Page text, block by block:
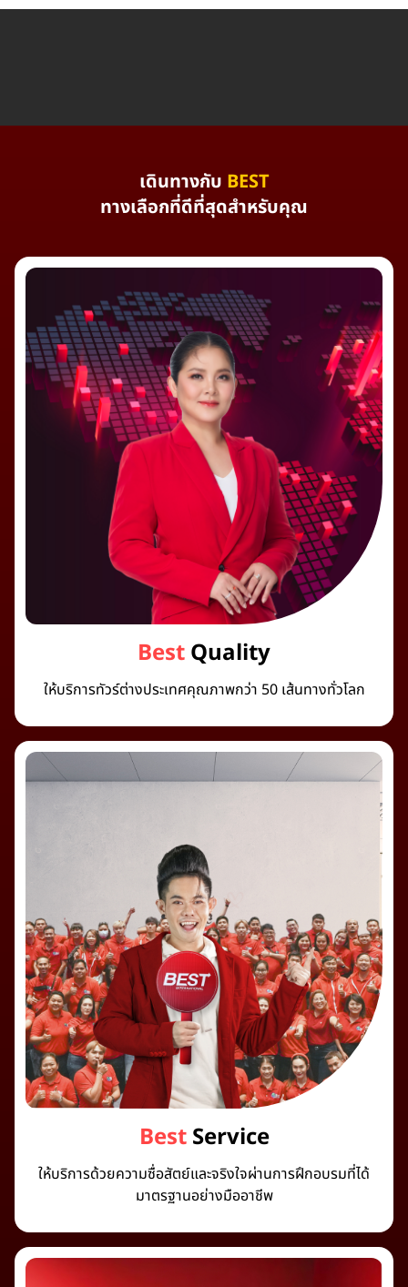
เดินทางกับ BEST
ทางเลือกที่ดีที่สุดสำหรับคุณ
BestQuality
ให้บริการทัวร์ต่างประเทศคุณภาพกว่า 50 เส้นทางทั่วโลก
BestService
ให้บริการด้วยความซื่อสัตย์และจริงใจผ่านการฝึกอบรมที่ได้
มาตรฐานอย่างมืออาชีพ